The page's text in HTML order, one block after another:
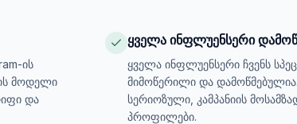
ის
მოდელი
და
ყველა ინფლუენსერი
ყველა ინფლუენსერი ჩვენს
მიმოწერილი და
სერიოზული, კამპანიის
პროფილები.